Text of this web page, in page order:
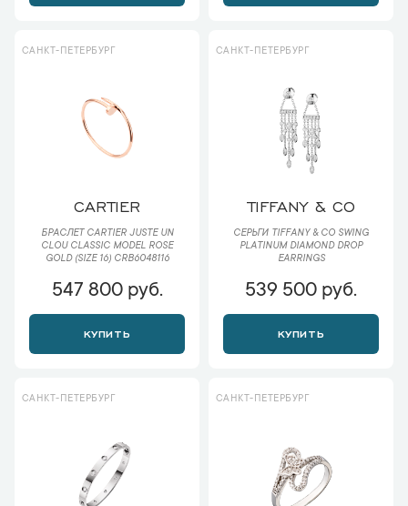
САНКТ-ПЕТЕРБУРГ
CARTIER
БРАСЛЕТ CARTIER JUSTE UN
CLOU CLASSIC MODEL ROSE
GOLD (SIZE 16) CRB6048116
547 800 руб.
КУПИТЬ
САНКТ-ПЕТЕРБУРГ
TIFFANY & CO
СЕРЬГИ TIFFANY & CO SWING
PLATINUM DIAMOND DROP
EARRINGS
539 500 руб.
КУПИТЬ
САНКТ-ПЕТЕРБУРГ САНКТ-ПЕТЕРБУРГ